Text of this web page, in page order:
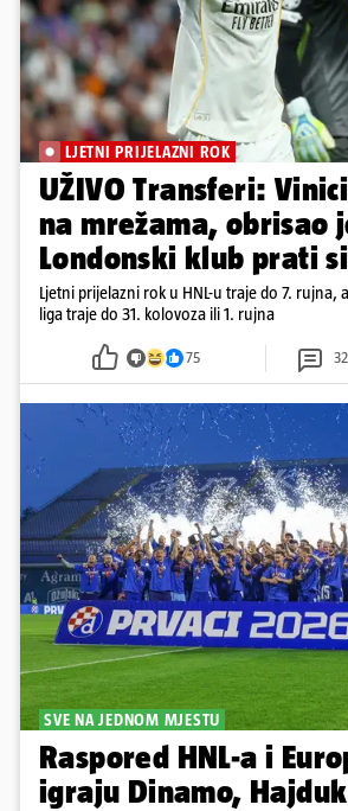
LJETNI PRIJELAZNI ROK
UŽIVO Transferi:
na mrežama, obrisao
Londonski klub prati
Ljetni prijelazni rok u HNL-u traje do 7. rujna,
liga traje do 31. kolovoza ili 1. rujna
75
SVE NA JEDNOM MJESTU
Raspored HNL-a i
igraju Dinamo,